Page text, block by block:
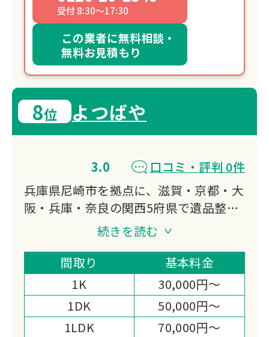
受付 8:30～17:30
この業者に無料相談・
無料お見積もり
8位 よつばや
3.0
口コミ・評判 0件
兵庫県尼崎市を拠点に、滋賀・京都・大
阪・兵庫・奈良の関西5府県で遺品整
理・生前整理・特殊清掃に対応していま
買取専門店としての幅広い査定力と、遺
品に込められた想いまで丁寧に受け取る
という姿勢が、関西全域で選ばれる理由
続きを読む
間取り
基本料金
1K
30,000円～
1DK
50,000円～
1LDK
70,000円～